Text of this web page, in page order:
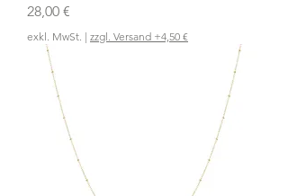
Preis
28,00 €
exkl. MwSt. | zzgl. Versand +4,50 €